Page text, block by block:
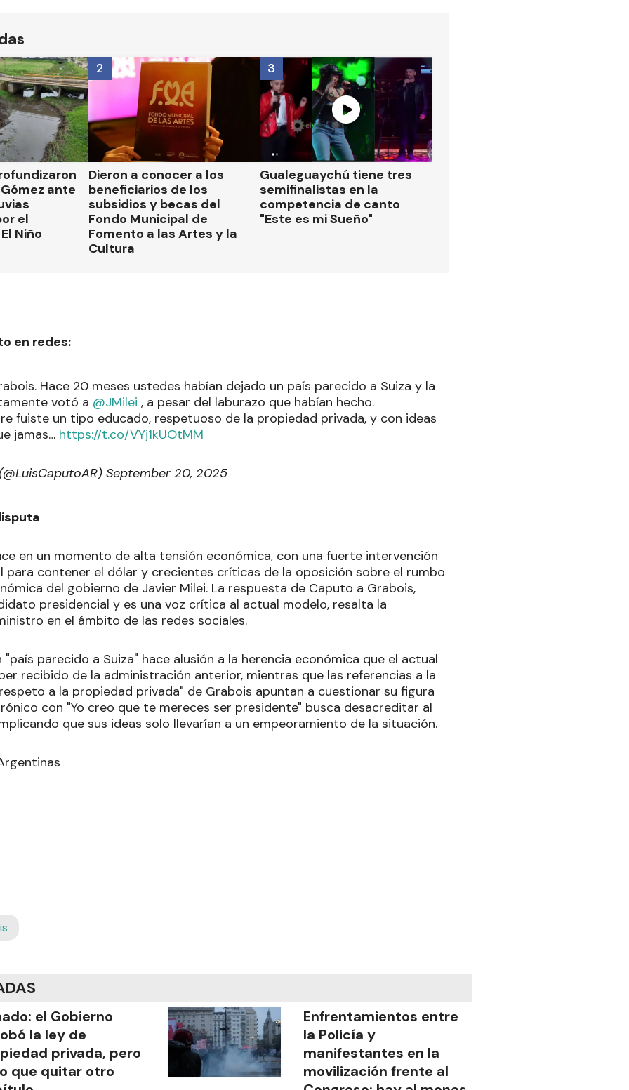
ante
el
Niño
Dieron a conocer a los
beneficiarios de los
subsidios y becas del
Fondo Municipal de
Fomento a las Artes y la
Cultura
2
Gualeguaychú tiene tres
semifinalistas en la
competencia de canto
"Este es mi Sueño"
3
en redes:
Hace 20 meses ustedes habían dejado un país parecido a Suiza y la
votó a @JMilei , a pesar del laburazo que habían hecho.
fuiste un tipo educado, respetuoso de la propiedad privada, y con ideas
jamas… https://t.co/VYj1kUOtMM
September 20, 2025
en un momento de alta tensión económica, con una fuerte intervención
para contener el dólar y crecientes críticas de la oposición sobre el rumbo
del gobierno de Javier Milei. La respuesta de Caputo a Grabois,
presidencial y es una voz crítica al actual modelo, resalta la
en el ámbito de las redes sociales.
"país parecido a Suiza" hace alusión a la herencia económica que el actual
recibido de la administración anterior, mientras que las referencias a la
a la propiedad privada" de Grabois apuntan a cuestionar su figura
con "Yo creo que te mereces ser presidente" busca desacreditar al
que sus ideas solo llevarían a un empeoramiento de la situación.
el Gobierno
la ley de
privada, pero
que quitar otro
Enfrentamientos entre
la Policía y
manifestantes en la
movilización frente al